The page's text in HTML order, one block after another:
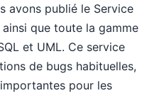
avons publié le Service
que toute la gamme
et UML. Ce service
de bugs habituelles,
pour les